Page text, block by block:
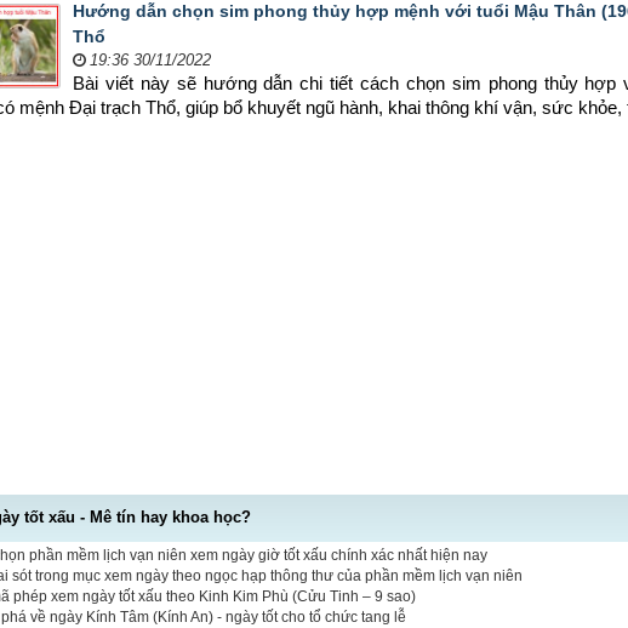
Hướng dẫn chọn sim phong thủy hợp mệnh với tuổi Mậu Thân
Thổ
19:36 30/11/2022
Bài viết này sẽ hướng dẫn chi tiết cách chọn sim phong thủy hợp
mệnh Đại trạch Thổ, giúp bổ khuyết ngũ hành, khai thông khí vận, sức
tốt xấu - Mê tín hay khoa học?
phần mềm lịch vạn niên xem ngày giờ tốt xấu chính xác nhất hiện nay
sót trong mục xem ngày theo ngọc hạp thông thư của phần mềm lịch vạn niên
phép xem ngày tốt xấu theo Kinh Kim Phù (Cửu Tinh – 9 sao)
phá về ngày Kính Tâm (Kính An) - ngày tốt cho tổ chức tang lễ